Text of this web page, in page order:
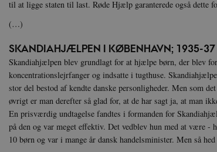
til at ligge staten til last. Røde Hjælp garanterede også dette
(…)
SKANDIAHJÆLPEN I KØBENHAVN; 1935-37
Skandiahjælpen blev grundlagt for at hjælpe børn, der blev
koncentrationslejrfanger og indsatte i tugthuse.
stor del bestod af kendte danske personligheder. Men som
øvrigt er man derefter så glad for, at de har sagt ja, at man
En prisværdig undtagelse fandtes i formanden for
på den og var meget effektiv. Det vedblev hun med at være -
10 børn og var i mange år dansk handelsminister. Men så
sp_t
sp_landing
JSESSIONID